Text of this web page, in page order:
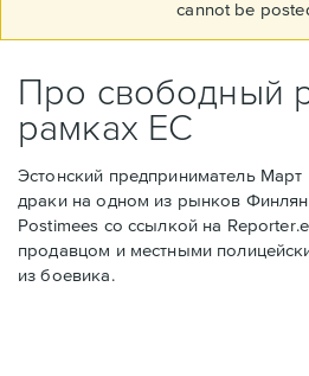
cannot be
Про свободный
рамках ЕС
Эстонский предприниматель Март
драки на одном из рынков
Postimees со ссылкой на
продавцом и местными
из боевика.